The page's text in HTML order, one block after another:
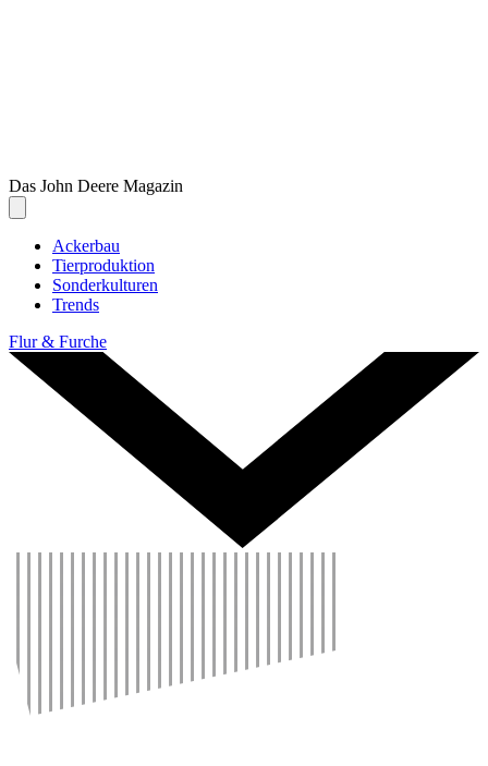
Das John Deere Magazin
Ackerbau
Tier­pro­duk­tion
Sonder­kul­turen
Trends
Flur & Furche